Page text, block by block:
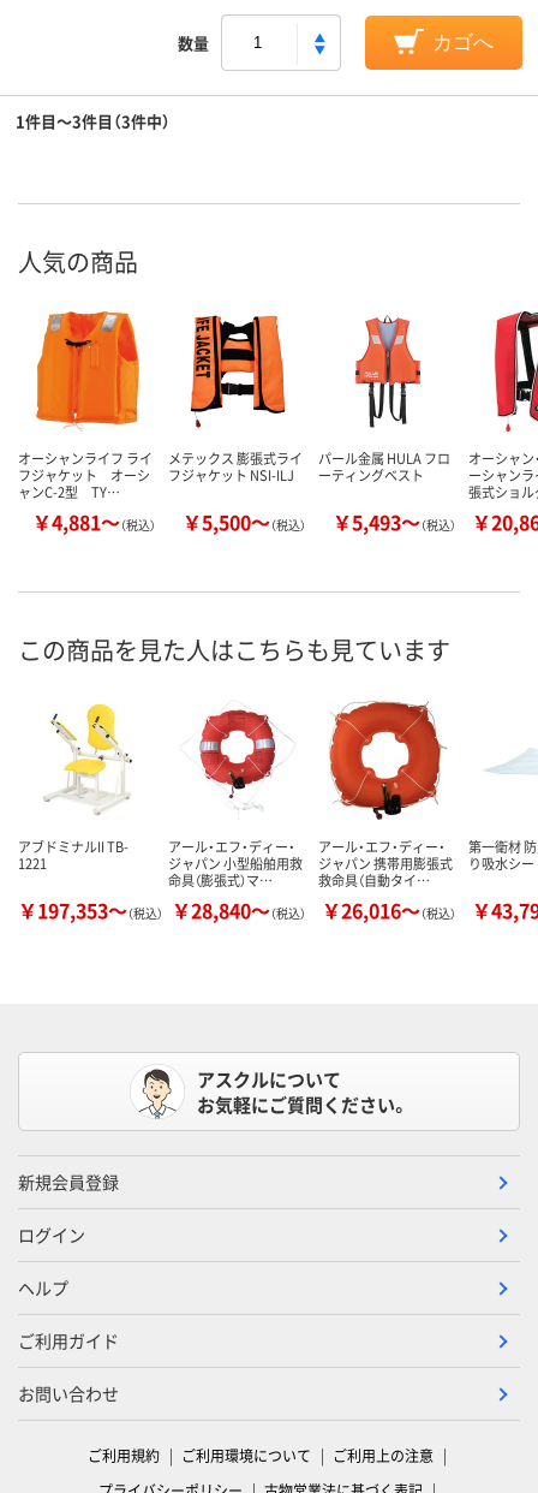
数量 カゴへ
1件目～3件目（3件中）
人気の商品
オーシャンライフ ライ
フジャケット オーシ
ャンC-2型 TY…
￥4,881～（税込）
メテックス 膨張式ライ
フジャケット NSI-ILJ
￥5,500～（税込）
パール金属 HULA フロ
ーティングベスト
￥5,493～（税込）
オーシャン
ーシャン
張式ショ
￥
この商品を見た人はこちらも見ています
アブドミナルII TB-
1221
￥197,353～（税込）
アール・エフ・ディー・
ジャパン 小型船舶用救
命具（膨張式）マ…
￥28,840～（税込）
アール・エフ・ディー・
ジャパン 携帯用膨張式
救命具（自動タイ…
￥26,016～（税込）
第一衛材
り吸水シー
￥
アスクルについて
お気軽にご質問ください。
新規会員登録
ログイン
ヘルプ
ご利用ガイド
お問い合わせ
ご利用規約 ご利用環境について
ご利用上の注意